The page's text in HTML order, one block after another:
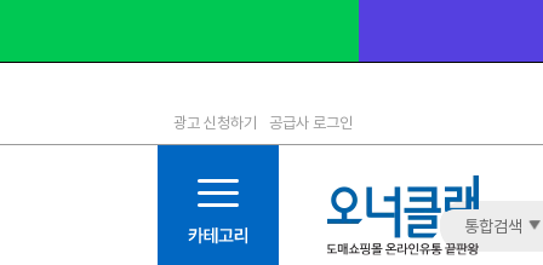
1등급
11등급
12등급
광고 신청하기 공급사 로그인
통합검색